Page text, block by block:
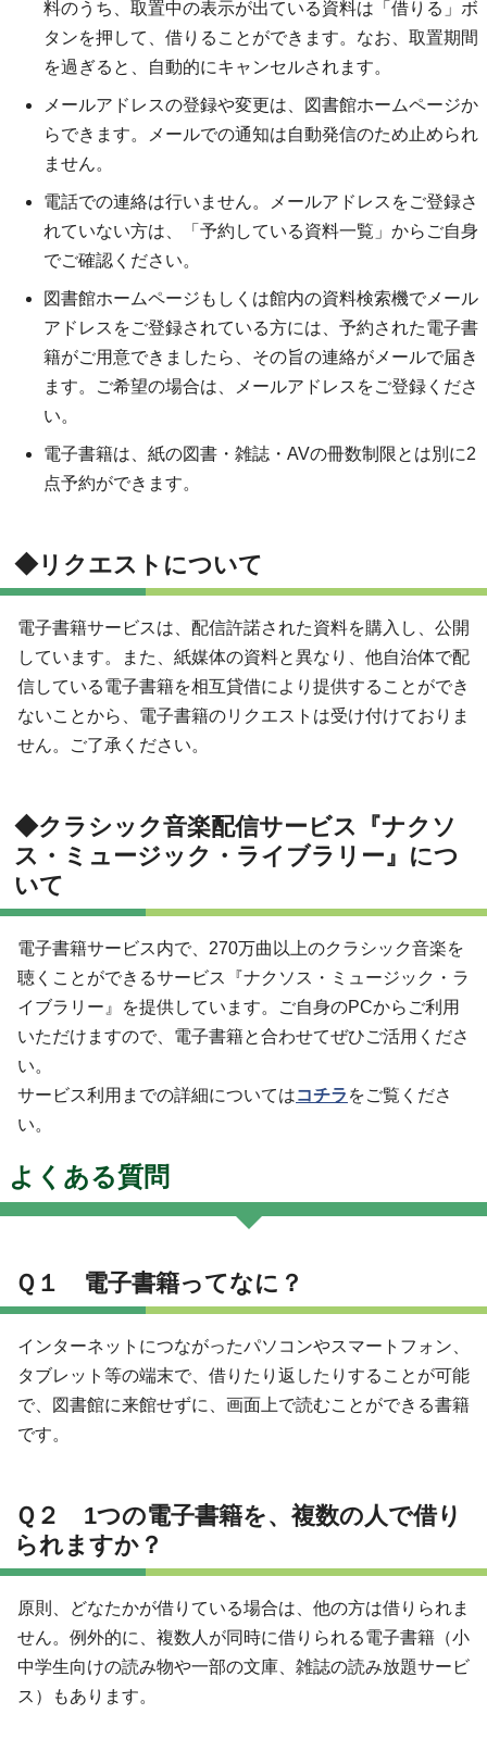
料のうち、取置中の表示が出ている資料は「借りる」ボ
タンを押して、借りることができます。なお、取置期間
を過ぎると、自動的にキャンセルされます。
メールアドレスの登録や変更は、図書館ホームページか
らできます。メールでの通知は自動発信のため止められ
ません。
電話での連絡は行いません。メールアドレスをご登録さ
れていない方は、「予約している資料一覧」からご自身
でご確認ください。
図書館ホームページもしくは館内の資料検索機でメール
アドレスをご登録されている方には、予約された電子書
籍がご用意できましたら、その旨の連絡がメールで届き
ます。ご希望の場合は、メールアドレスをご登録くださ
い。
電子書籍は、紙の図書・雑誌・AVの冊数制限とは別に2
点予約ができます。
◆リクエストについて
電子書籍サービスは、配信許諾された資料を購入し、公開
しています。また、紙媒体の資料と異なり、他自治体で配
信している電子書籍を相互貸借により提供することができ
ないことから、電子書籍のリクエストは受け付けておりま
せん。ご了承ください。
◆クラシック音楽配信サービス『ナクソ
ス・ミュージック・ライブラリー』につ
いて
電子書籍サービス内で、270万曲以上のクラシック音楽を
聴くことができるサービス『ナクソス・ミュージック・ラ
イブラリー』を提供しています。ご自身のPCからご利用
いただけますので、電子書籍と合わせてぜひご活用くださ
い。
サービス利用までの詳細についてはコチラ をご覧くださ
い。
よくある質問
Ｑ１ 電子書籍ってなに？
インターネットにつながったパソコンやスマートフォン、
タブレット等の端末で、借りたり返したりすることが可能
で、図書館に来館せずに、画面上で読むことができる書籍
です。
Ｑ２ 1つの電子書籍を、複数の人で借り
られますか？
原則、どなたかが借りている場合は、他の方は借りられま
せん。例外的に、複数人が同時に借りられる電子書籍（小
中学生向けの読み物や一部の文庫、雑誌の読み放題サービ
ス）もあります。